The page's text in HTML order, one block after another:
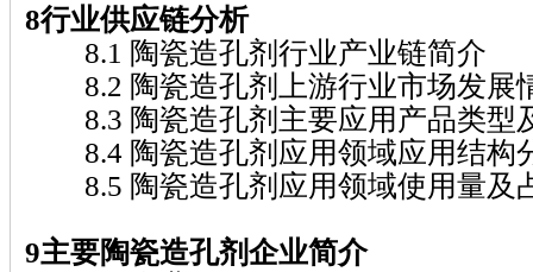
8行业供应链分析
8.1 陶瓷造孔剂行业产业链简介
8.2 陶瓷造孔剂上游行业市场发展
8.3 陶瓷造孔剂主要应用产品类型
8.4 陶瓷造孔剂应用领域应用结构
8.5 陶瓷造孔剂应用领域使用量及
9主要陶瓷造孔剂企业简介